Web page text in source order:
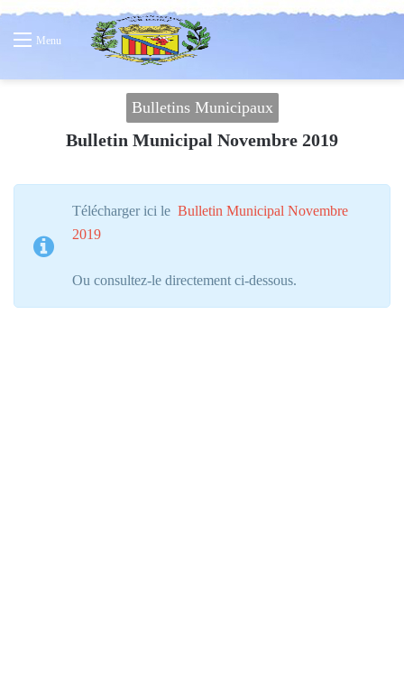
Menu
Bulletins Municipaux
Bulletin Municipal Novembre 2019
Télécharger ici le Bulletin Municipal Novembre
2019
Ou consultez-le directement ci-dessous.